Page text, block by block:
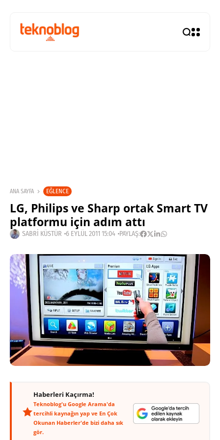
ANA SAYFA EĞLENCE
LG, Philips ve Sharp ortak Smart TV
platformu için adım attı
SABRI KÜSTÜR 6 EYLÜL 2011 15:04 PAYLAŞ:
Haberleri Kaçırma!
Teknoblog'u Google Arama'da
tercihli kaynağın yap ve En Çok
Okunan Haberler'de bizi daha sık
gör.